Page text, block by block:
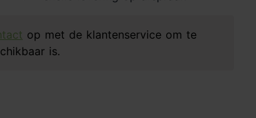
op met de klantenservice om te
is.